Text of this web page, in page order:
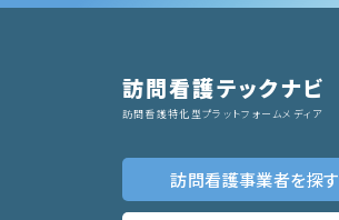
訪問看護テックナビ
訪問看護特化型プラットフォームメディア
訪問看護事業者を探す